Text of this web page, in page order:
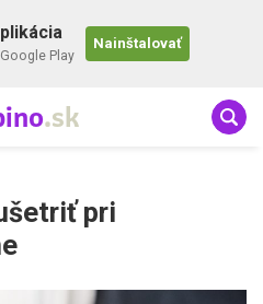
Play
Nainštalovať
.sk
pri